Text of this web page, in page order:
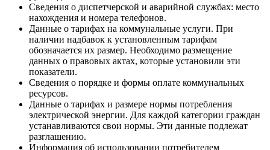
Сведения о диспетчерской и аварийной службах: место
нахождения и номера телефонов.
Данные о тарифах на коммунальные услуги. При
наличии надбавок к установленным тарифам
обозначается их размер. Необходимо размещение
данных о правовых актах, которые установили эти
показатели.
Сведения о порядке и формы оплате коммунальных
ресурсов.
Данные о тарифах и размере нормы потребления
электрической энергии. Для каждой категории граждан
устанавливаются свои нормы. Эти данные подлежат
разглашению.
Информация об использовании потребителем